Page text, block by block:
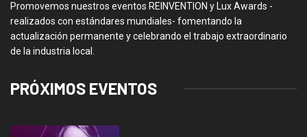
Promovemos nuestros eventos REINVENTION y Lux Awards -
realizados con estándares mundiales- fomentando la
actualización permanente y celebrando el trabajo extraordinario
de la industria local.
PRÓXIMOS EVENTOS